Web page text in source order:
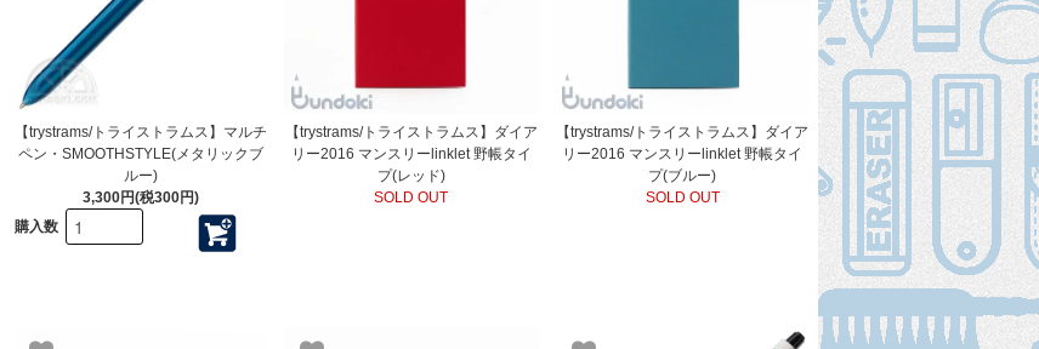
【trystrams/トライストラムス】マルチ
ペン・SMOOTHSTYLE(メタリックブ
ルー)
3,300円(税300円)
購入数
【trystrams/トライストラムス】ダイア
リー2016 マンスリーlinklet 野帳タイ
プ(レッド)
SOLD OUT
【trystrams/トライストラムス】ダイア
リー2016 マンスリーlinklet 野帳タイ
プ(ブルー)
SOLD OUT